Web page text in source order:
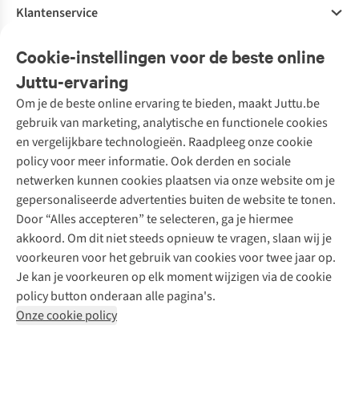
Cookie-instellingen voor de beste online
Juttu-ervaring
Om je de beste online ervaring te bieden, maakt Juttu.be
gebruik van marketing, analytische en functionele cookies
en vergelijkbare technologieën. Raadpleeg onze cookie
policy voor meer informatie. Ook derden en sociale
netwerken kunnen cookies plaatsen via onze website om je
gepersonaliseerde advertenties buiten de website te tonen.
Door “Alles accepteren” te selecteren, ga je hiermee
akkoord. Om dit niet steeds opnieuw te vragen, slaan wij je
voorkeuren voor het gebruik van cookies voor twee jaar op.
Je kan je voorkeuren op elk moment wijzigen via de cookie
policy button onderaan alle pagina's.
Onze cookie policy
Klantenservice
Bestellen
Betalen
10% studentenkorting
Klarna - achteraf betalen
Levering
Retourneren
Bestelling herroepen
Garantie
Contact
Onze diensten
Tweedehands - ReJUsed
Kledingatelier
Personal shopping
Textielbox
Events / workshops
Juttu
Over ons
Juttu Friends
Inspiratie
Werken bij Juttu
Onze winkels
De wereld van Juttu
Verantwoord ondernemen
Toegankelijkheidsverklaring
Merken
Nathalie Vleeschouwer
Selected dames
HKLiving
Dickies
Sessùn
Strom
O My Bag
Revolution
Meld je aan voor de nieuwsbrief
Follow us